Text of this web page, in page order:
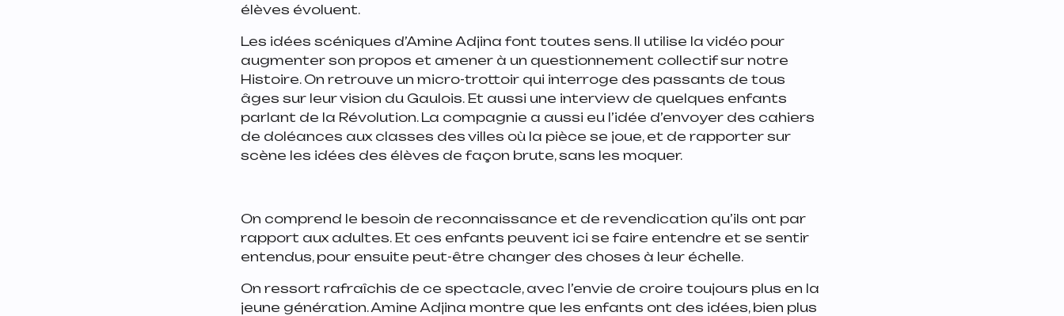
élèves évoluent.
Les idées scéniques d’Amine Adjina font toutes sens. Il utilise la vidéo pour
augmenter son propos et amener à un questionnement collectif sur notre
Histoire. On retrouve un micro-trottoir qui interroge des passants de tous
âges sur leur vision du Gaulois. Et aussi une interview de quelques enfants
parlant de la Révolution. La compagnie a aussi eu l’idée d’envoyer des cahiers
de doléances aux classes des villes où la pièce se joue, et de rapporter sur
scène les idées des élèves de façon brute, sans les moquer.
On comprend le besoin de reconnaissance et de revendication qu’ils ont par
rapport aux adultes. Et ces enfants peuvent ici se faire entendre et se sentir
entendus, pour ensuite peut-être changer des choses à leur échelle.
On ressort rafraîchis de ce spectacle, avec l’envie de croire toujours plus en la
jeune génération. Amine Adjina montre que les enfants ont des idées, bien plus